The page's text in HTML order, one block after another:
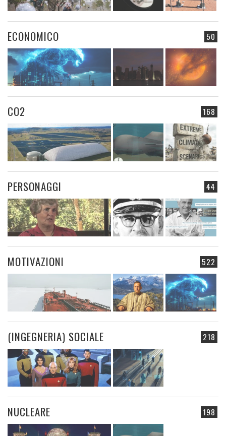
50
ECONOMICO
168
CO2
44
PERSONAGGI
522
MOTIVAZIONI
218
(INGEGNERIA) SOCIALE
198
NUCLEARE